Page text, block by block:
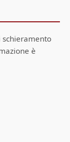
schieramento
è